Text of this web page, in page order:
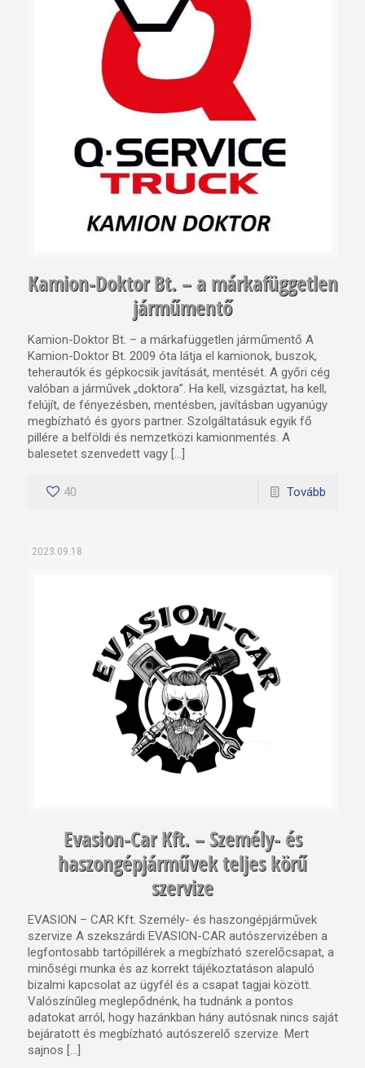
Kamion-Doktor Bt. – a márkafüggetlen
járműmentő
Kamion-Doktor Bt. – a márkafüggetlen járműmentő A
Kamion-Doktor Bt. 2009 óta látja el kamionok, buszok,
teherautók és gépkocsik javítását, mentését. A győri cég
valóban a járművek „doktora”. Ha kell, vizsgáztat, ha kell,
felújít, de fényezésben, mentésben, javításban ugyanúgy
megbízható és gyors partner. Szolgáltatásuk egyik fő
pillére a belföldi és nemzetközi kamionmentés. A
balesetet szenvedett vagy […]
40 Tovább
2023.09.18.
Evasion-Car Kft. – Személy- és
haszongépjárművek teljes körű
szervize
EVASION – CAR Kft. Személy- és haszongépjárművek
szervize A szekszárdi EVASION-CAR autószervizében a
legfontosabb tartópillérek a megbízható szerelőcsapat, a
minőségi munka és az korrekt tájékoztatáson alapuló
bizalmi kapcsolat az ügyfél és a csapat tagjai között.
Valószínűleg meglepődnénk, ha tudnánk a pontos
adatokat arról, hogy hazánkban hány autósnak nincs saját
bejáratott és megbízható autószerelő szervize. Mert
sajnos […]